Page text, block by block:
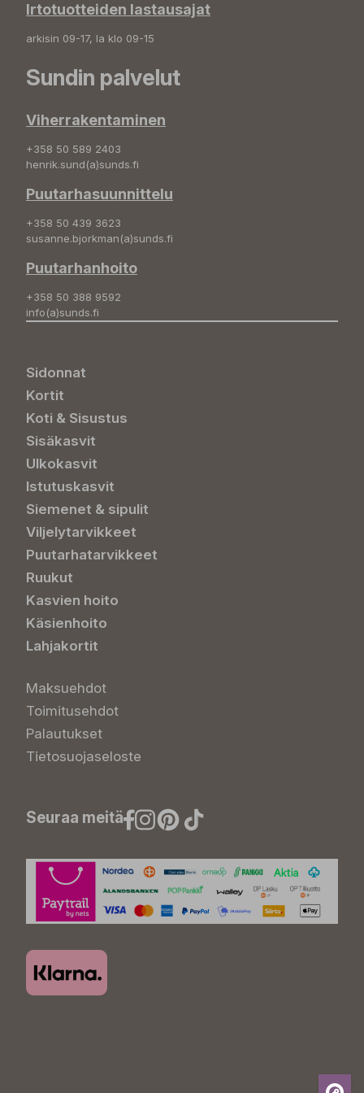
Irtotuotteiden lastausajat
arkisin 09-17, la klo 09-15
Sundin palvelut
Viherrakentaminen
+358 50 589 2403
henrik.sund(a)sunds.fi
Puutarhasuunnittelu
+358 50 439 3623
susanne.bjorkman(a)sunds.fi
Puutarhanhoito
+358 50 388 9592
info(a)sunds.fi
Sidonnat
Kortit
Koti & Sisustus
Sisäkasvit
Ulkokasvit
Istutuskasvit
Siemenet & sipulit
Viljelytarvikkeet
Puutarhatarvikkeet
Ruukut
Kasvien hoito
Käsienhoito
Lahjakortit
Maksuehdot
Toimitusehdot
Palautukset
Tietosuojaseloste
Seuraa meitä